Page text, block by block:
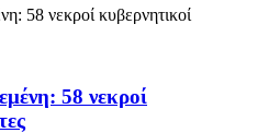
58 νεκροί